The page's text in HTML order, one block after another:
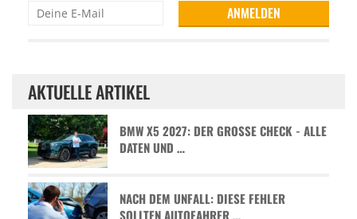
AKTUELLE ARTIKEL
BMW X5 2027: DER GROSSE CHECK - ALLE D
ATEN UND …
NACH DEM UNFALL: DIESE FEHLER
SOLLTEN AUTOFAHRER …